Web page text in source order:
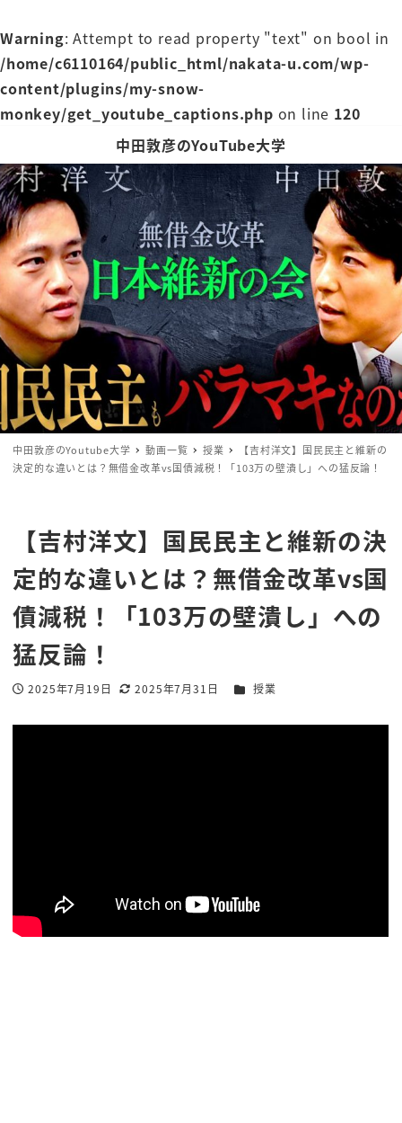
Warning: Attempt to read property "text" on bool in
/home/c6110164/public_html/nakata-u.com/wp-
content/plugins/my-snow-
monkey/get_youtube_captions.php on line 120
中田敦彦のYouTube大学
中田敦彦のYoutube大学 動画一覧 授業
【吉村洋文】国民民主と維新の
決定的な違いとは？無借金改革vs国債減税！「103万の壁潰し」への猛反論！
【吉村洋文】国民民主と維新の決
定的な違いとは？無借金改革vs国
債減税！「103万の壁潰し」への
猛反論！
投稿日
2025年7月19日
更新日
2025年7月31日
著
カテゴリー
授業